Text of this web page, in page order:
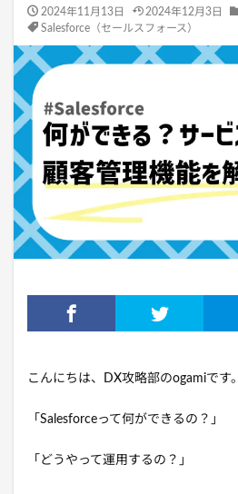
2024年11月13日 2024年12月3日
Salesforce（セールスフォース）
こんにちは、DX攻略部のogamiです。
「Salesforceって何ができるの？」
「どうやって運用するの？」